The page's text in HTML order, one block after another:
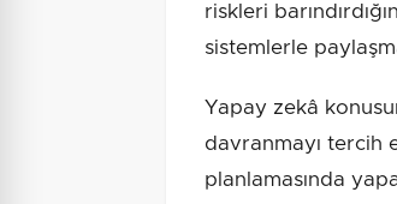
riskleri
sistemlerle
Yapay zekâ
davranmayı tercih
planlamasında